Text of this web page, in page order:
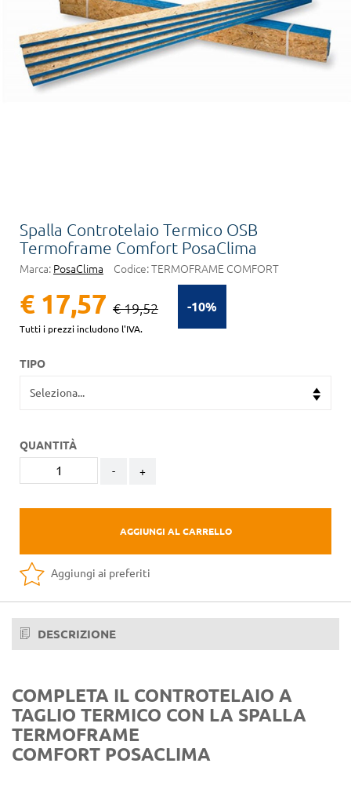
Spalla Controtelaio Termico OSB
Termoframe Comfort PosaClima
Marca: PosaClima Codice:TERMOFRAME COMFORT
-10%
€ 17,57 € 19,52
Tutti i prezzi includono l'IVA.
TIPO
QUANTITÀ
- +
AGGIUNGI AL CARRELLO
Aggiungi ai preferiti
DESCRIZIONE
COMPLETA IL CONTROTELAIO A
TAGLIO TERMICO CON LA SPALLA
TERMOFRAME
COMFORT POSACLIMA